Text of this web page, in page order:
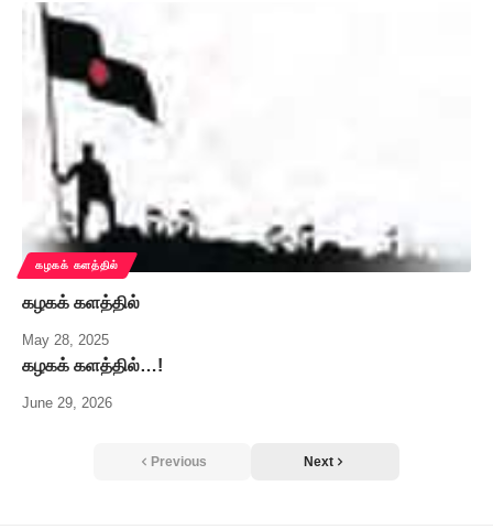
கழகக் களத்தில்
கழகக் களத்தில்
May 28, 2025
கழகக் களத்தில்…!
June 29, 2026
Previous Next